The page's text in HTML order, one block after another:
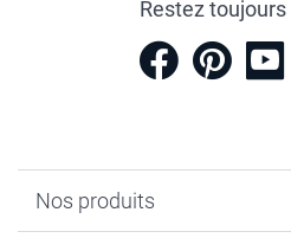
Restez
Nos produits